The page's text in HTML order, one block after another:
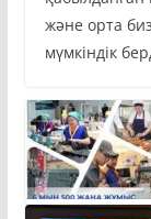
және орта
мүмкіндік